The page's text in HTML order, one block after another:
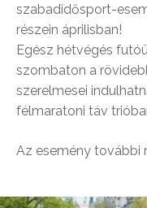
szabadidősport-
részein áprilisban!
Egész hétvégés
szombaton a
szerelmesei
félmaratoni táv
Az esemény további